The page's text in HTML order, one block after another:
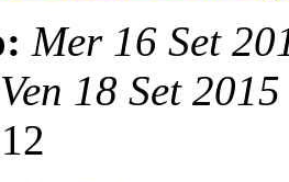
Mer 16 Set
Ven 18 Set
12